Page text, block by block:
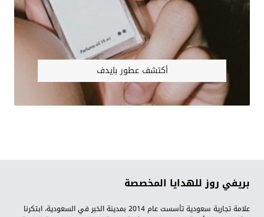
أكتشف عطور بايدف
بريفي روز للهدايا المخصصة
علامة تجارية سعودية تأسست عام 2014 بمدينة الخبر في السعودية، ابتكرنا